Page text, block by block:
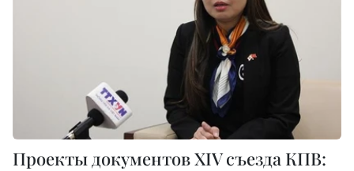
Проекты документов XIV съезда КПВ: